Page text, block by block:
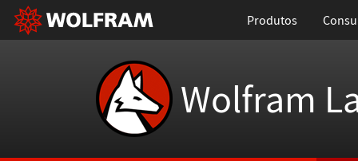
Produtos
Wolfram